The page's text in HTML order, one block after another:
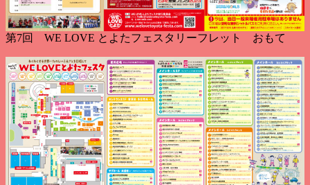
第7回 WE LOVE とよたフェスタリーフレット おもて